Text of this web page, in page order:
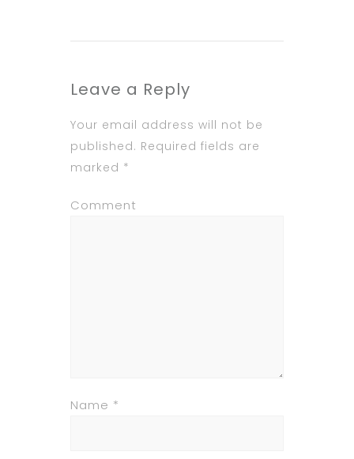
Leave a Reply
Your email address will not be
published. Required fields are
marked *
Comment
Name *